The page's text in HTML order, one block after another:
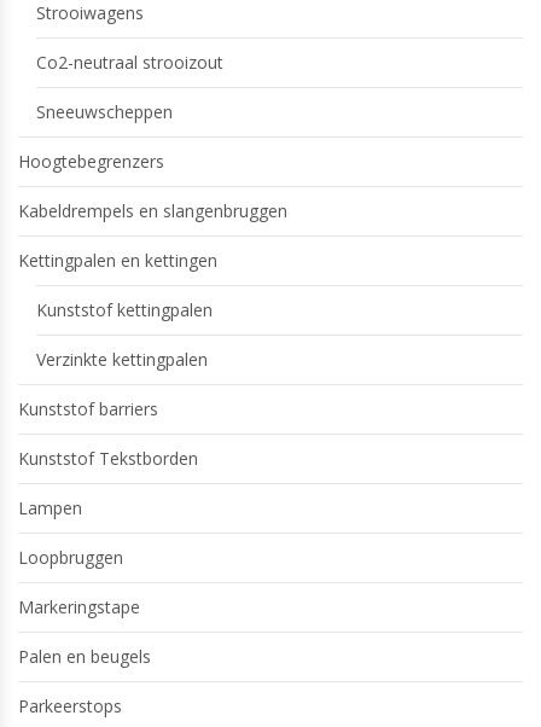
Strooiwagens
Co2-neutraal strooizout
Sneeuwscheppen
Hoogtebegrenzers
Kabeldrempels en slangenbruggen
Kettingpalen en kettingen
Kunststof kettingpalen
Verzinkte kettingpalen
Kunststof barriers
Kunststof Tekstborden
Lampen
Loopbruggen
Markeringstape
Palen en beugels
Parkeerstops